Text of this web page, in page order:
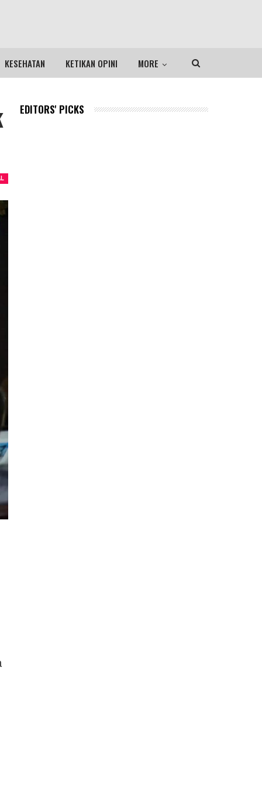
KESEHATAN KETIKAN OPINI MORE
EDITORS' PICKS